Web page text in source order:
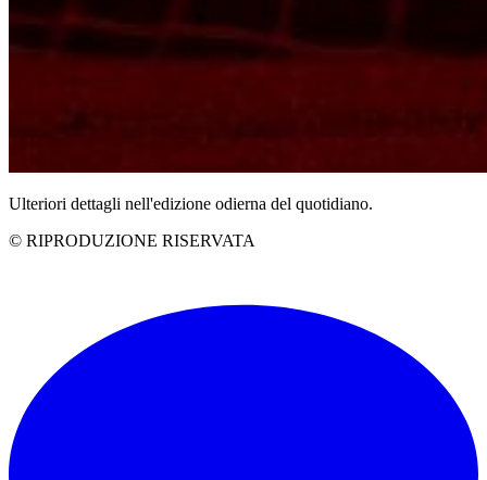
Ulteriori dettagli nell'edizione odierna del quotidiano.
© RIPRODUZIONE RISERVATA